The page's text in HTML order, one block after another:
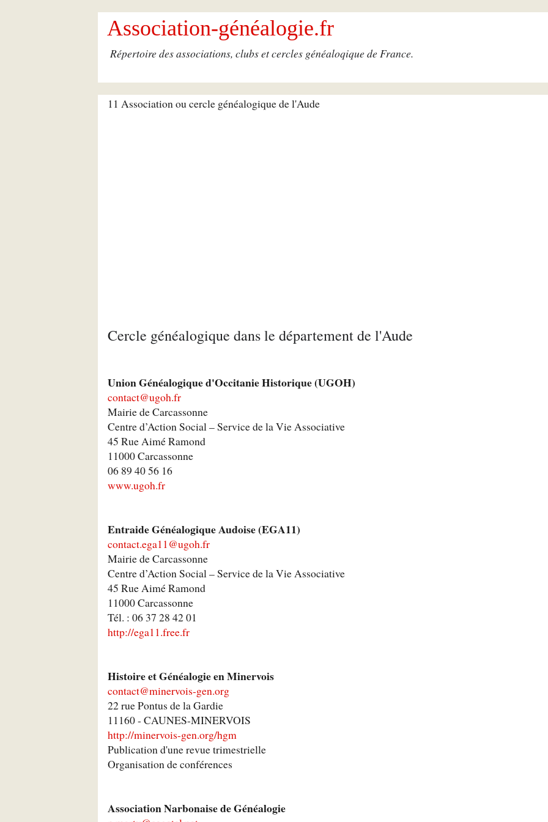
Association-généalogie.fr
Répertoire des associations, clubs et cercles généaloqique de France.
11 Association ou cercle généalogique de l'Aude
Cercle généalogique dans le département de l'Aude
Union Généalogique d'Occitanie Historique (UGOH)
contact@ugoh.fr
Mairie de Carcassonne
Centre d’Action Social – Service de la Vie Associative
45 Rue Aimé Ramond
11000 Carcassonne
06 89 40 56 16
www.ugoh.fr
Entraide Généalogique Audoise (EGA11)
contact.ega11@ugoh.fr
Mairie de Carcassonne
Centre d’Action Social – Service de la Vie Associative
45 Rue Aimé Ramond
11000 Carcassonne
Tél. : 06 37 28 42 01
http://ega11.free.fr
Histoire et Généalogie en Minervois
contact@minervois-gen.org
22 rue Pontus de la Gardie
11160 - CAUNES-MINERVOIS
http://minervois-gen.org/hgm
Publication d'une revue trimestrielle
Organisation de conférences
Association Narbonaise de Généalogie